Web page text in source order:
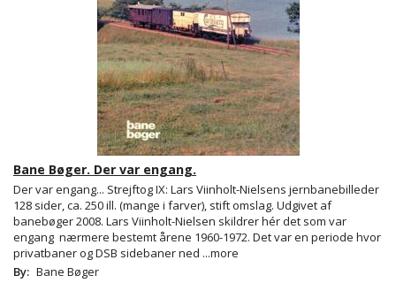
Bane Bøger. Der var engang.
Der var engang... Strejftog IX: Lars Viinholt-Nielsens jernbanebilleder
128 sider, ca. 250 ill. (mange i farver), stift omslag. Udgivet af
banebøger 2008. Lars Viinholt-Nielsen skildrer hér det som var
engang  nærmere bestemt årene 1960-1972. Det var en periode hvor
privatbaner og DSB sidebaner ned ...more
By: Bane Bøger